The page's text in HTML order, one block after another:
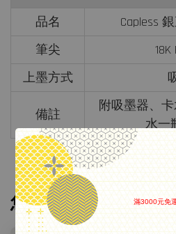
滿3000元免
品名
Capless
筆尖
上墨方式
備註
附吸墨器、
水一
您可能也喜歡